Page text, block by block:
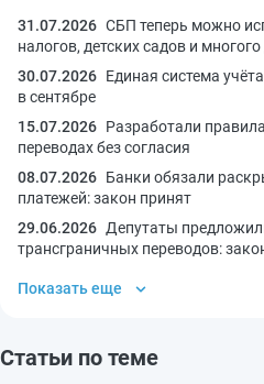
31.07.2026 СБП теперь можно
налогов, детских садов и многого
30.07.2026 Единая система
в сентябре
15.07.2026 Разработали
переводах без согласия
08.07.2026 Банки обязали
платежей: закон принят
29.06.2026 Депутаты
трансграничных переводов:
Показать еще
Статьи по теме